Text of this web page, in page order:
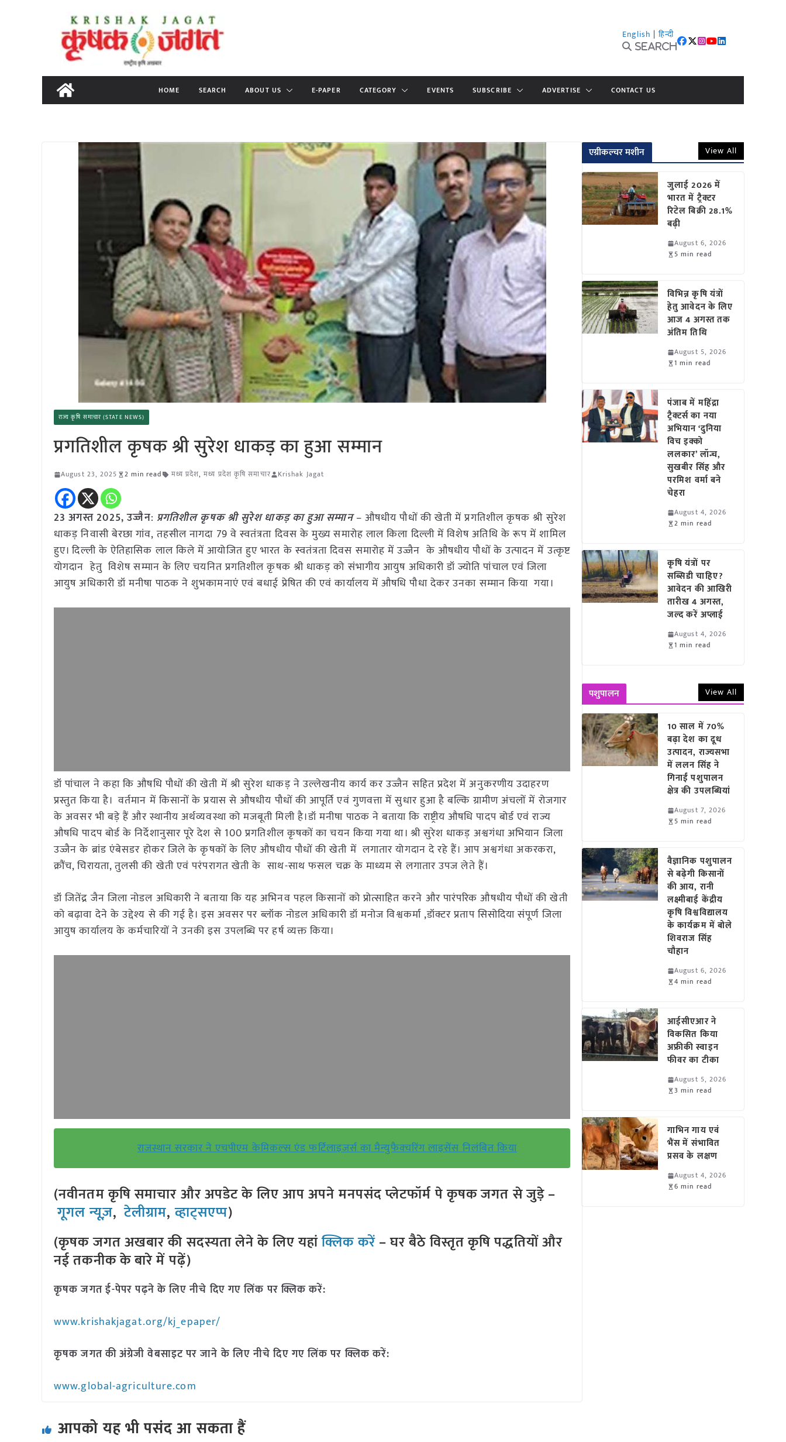
content
English | हिन्दी
Search
HOME SEARCH ABOUT US E-PAPER CATEGORY EVENTS SUBSCRIBE ADVERTISE CONTACT US
राज्य कृषि समाचार (STATE NEWS)
प्रगतिशील कृषक श्री सुरेश धाकड़ का हुआ सम्मान
August 23, 2025 2 min read मध्य प्रदेश,मध्य प्रदेश कृषि समाचार Krishak Jagat
23 अगस्त 2025,उज्जैन: प्रगतिशील कृषक श्री सुरेश धाकड़ का हुआ सम्मान– औषधीय पौधों की खेती में प्रगतिशील कृषक श्री सुरेश
धाकड़ निवासी बेरछा गांव, तहसील नागदा 79 वे स्वतंत्रता दिवस के मुख्य समारोह लाल किला दिल्ली में विशेष अतिथि के रूप में शामिल
हुए। दिल्ली के ऐतिहासिक लाल किले में आयोजित हुए भारत के स्वतंत्रता दिवस समारोह में उज्जैन के औषधीय पौधों के उत्पादन में उत्कृष्ट
योगदान हेतु विशेष सम्मान के लिए चयनित प्रगतिशील कृषक श्री धाकड़ को संभागीय आयुष अधिकारी डॉ ज्योति पांचाल एवं जिला
आयुष अधिकारी डॉ मनीषा पाठक ने शुभकामनाएं एवं बधाई प्रेषित की एवं कार्यालय में औषधि पौधा देकर उनका सम्मान किया गया।
डॉ पांचाल ने कहा कि औषधि पौधों की खेती में श्री सुरेश धाकड़ ने उल्लेखनीय कार्य कर उज्जैन सहित प्रदेश में अनुकरणीय उदाहरण
प्रस्तुत किया है। वर्तमान में किसानों के प्रयास से औषधीय पौधों की आपूर्ति एवं गुणवत्ता में सुधार हुआ है बल्कि ग्रामीण अंचलों में रोजगार
के अवसर भी बड़े हैं और स्थानीय अर्थव्यवस्था को मजबूती मिली है।डॉ मनीषा पाठक ने बताया कि राष्ट्रीय औषधि पादप बोर्ड एवं राज्य
औषधि पादप बोर्ड के निर्देशानुसार पूरे देश से 100 प्रगतिशील कृषकों का चयन किया गया था। श्री सुरेश धाकड़ अश्वगंधा अभियान जिला
उज्जैन के ब्रांड एंबेसडर होकर जिले के कृषकों के लिए औषधीय पौधों की खेती में लगातार योगदान दे रहे हैं। आप अश्वगंधा अकरकरा,
क्रौंच, चिरायता, तुलसी की खेती एवं परंपरागत खेती के साथ-साथ फसल चक्र के माध्यम से लगातार उपज लेते हैं।
डॉ जितेंद्र जैन जिला नोडल अधिकारी ने बताया कि यह अभिनव पहल किसानों को प्रोत्साहित करने और पारंपरिक औषधीय पौधों की खेती
को बढ़ावा देने के उद्देश्य से की गई है। इस अवसर पर ब्लॉक नोडल अधिकारी डॉ मनोज विश्वकर्मा ,डॉक्टर प्रताप सिसोदिया संपूर्ण जिला
आयुष कार्यालय के कर्मचारियों ने उनकी इस उपलब्धि पर हर्ष व्यक्त किया।
राजस्थान सरकार ने एचपीएम केमिकल्स एंड फर्टिलाइजर्स का मैन्युफैक्चरिंग लाइसेंस निलंबित किया
(नवीनतम कृषि समाचार और अपडेट के लिए आप अपने मनपसंद प्लेटफॉर्म पे कृषक जगत से जुड़े –
गूगल न्यूज़,टेलीग्राम,व्हाट्सएप्प)
(कृषक जगत अखबार की सदस्यता लेने के लिए यहांक्लिक करें– घर बैठे विस्तृत कृषि पद्धतियों और
नई तकनीक के बारे में पढ़ें)
कृषक जगत ई-पेपर पढ़ने के लिए नीचे दिए गए लिंक पर क्लिक करें:
www.krishakjagat.org/kj_epaper/
कृषक जगत की अंग्रेजी वेबसाइट पर जाने के लिए नीचे दिए गए लिंक पर क्लिक करें:
www.global-agriculture.com
आपको यह भी पसंद आ सकता हैं
एग्रीकल्चर मशीन View All
जुलाई 2026 में
भारत में ट्रैक्टर
रिटेल बिक्री 28.1%
बढ़ी
August 6, 2026
5 min read
विभिन्न कृषि यंत्रों
हेतु आवेदन के लिए
आज 4 अगस्त तक
अंतिम तिथि
August 5, 2026
1 min read
पंजाब में महिंद्रा
ट्रैक्टर्स का नया
अभियान ‘दुनिया
विच इक्को
ललकार’ लॉन्च,
सुखबीर सिंह और
परमिश वर्मा बने
चेहरा
August 4, 2026
2 min read
कृषि यंत्रों पर
सब्सिडी चाहिए?
आवेदन की आखिरी
तारीख 4 अगस्त,
जल्द करें अप्लाई
August 4, 2026
1 min read
पशुपालन View All
10 साल में 70%
बढ़ा देश का दूध
उत्पादन, राज्यसभा
में ललन सिंह ने
गिनाईं पशुपालन
क्षेत्र की उपलब्धियां
August 7, 2026
5 min read
वैज्ञानिक पशुपालन
से बढ़ेगी किसानों
की आय, रानी
लक्ष्मीबाई केंद्रीय
कृषि विश्वविद्यालय
के कार्यक्रम में बोले
शिवराज सिंह
चौहान
August 6, 2026
4 min read
आईसीएआर ने
विकसित किया
अफ्रीकी स्वाइन
फीवर का टीका
August 5, 2026
3 min read
गाभिन गाय एवं
भैंस में संभावित
प्रसव के लक्षण
August 4, 2026
6 min read